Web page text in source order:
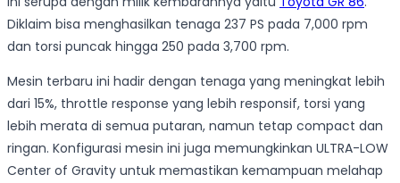
Diklaim bisa menghasilkan tenaga 237 PS pada 7,000 rpm
dan torsi puncak hingga 250 pada 3,700 rpm.
Mesin terbaru ini hadir dengan tenaga yang meningkat lebih
dari 15%, throttle response yang lebih responsif, torsi yang
lebih merata di semua putaran, namun tetap compact dan
ringan. Konfigurasi mesin ini juga memungkinkan ULTRA-LOW
Center of Gravity untuk memastikan kemampuan melahap